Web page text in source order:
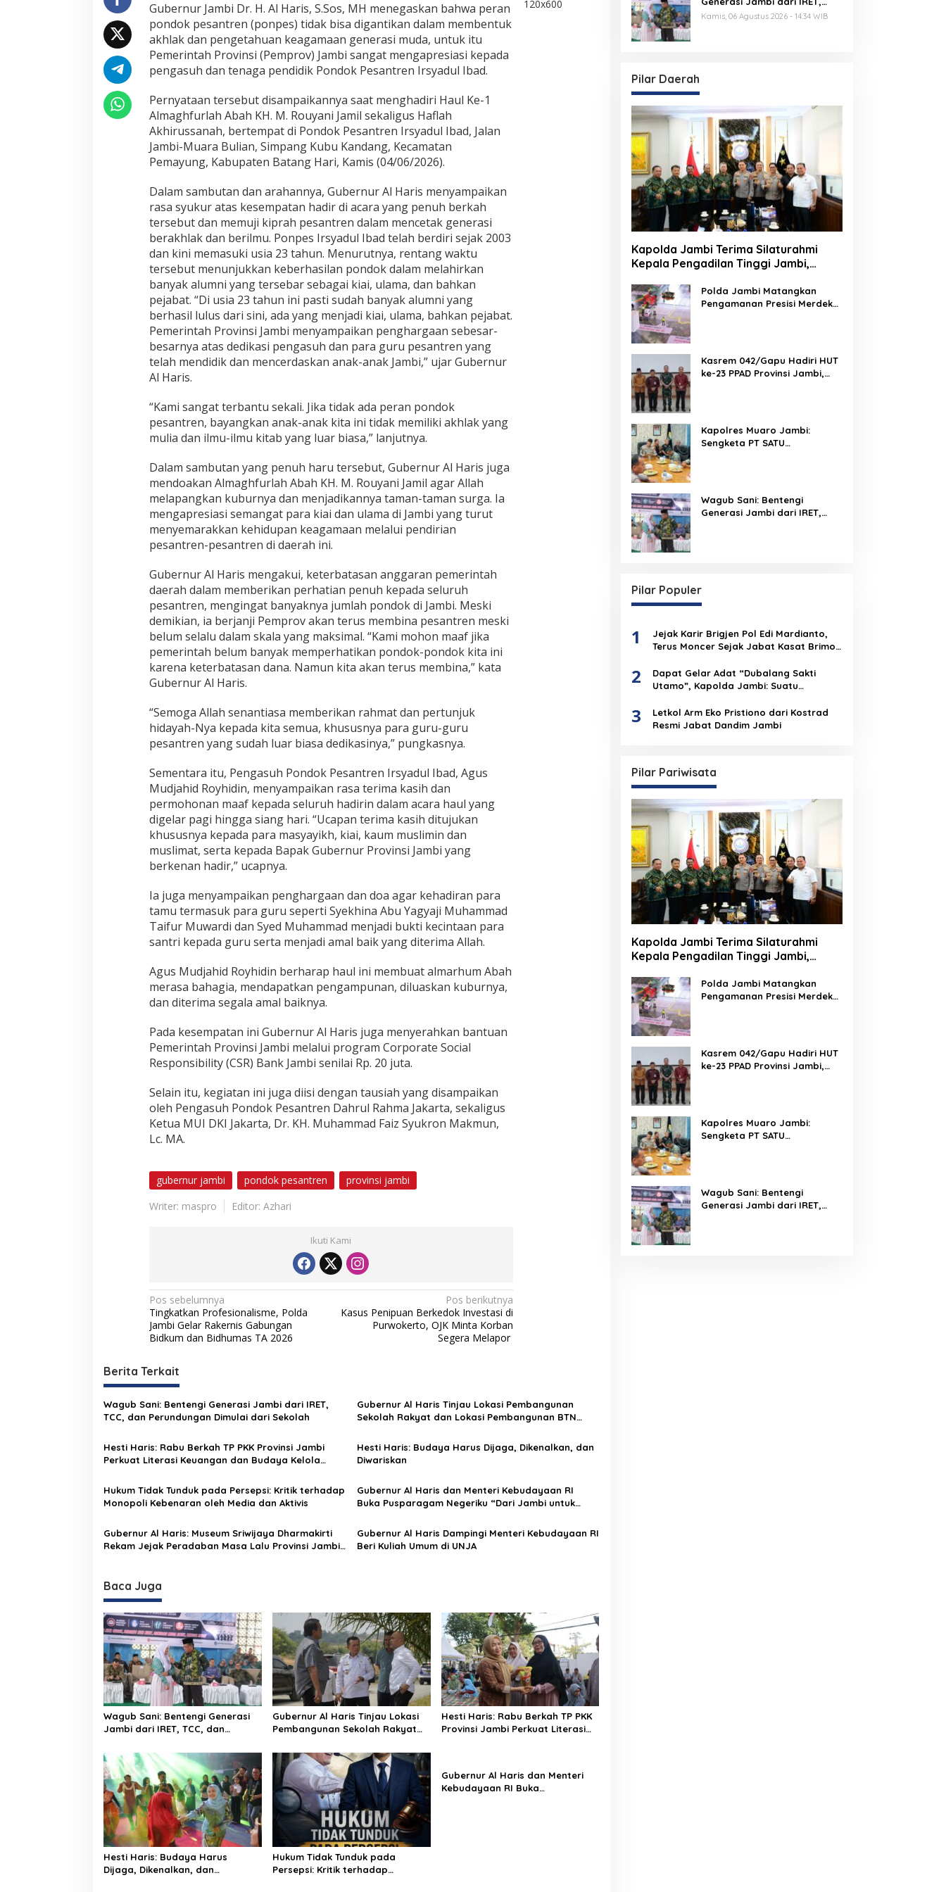
t
i
k
a
n
d
l
a
m
M
e
m
e
n
t
u
k
A
k
l
a
k
d
a
n
P
g
e
t
a
u
a
n
G
e
n
e
a
s
i
M
u
d
Gubernur Jambi Dr. H. Al Haris, S.Sos, MH menegaskan bahwa peran
pondok pesantren (ponpes) tidak bisa digantikan dalam membentuk
akhlak dan pengetahuan keagamaan generasi muda, untuk itu
Pemerintah Provinsi (Pemprov) Jambi sangat mengapresiasi kepada
pengasuh dan tenaga pendidik Pondok Pesantren Irsyadul Ibad.
Pernyataan tersebut disampaikannya saat menghadiri Haul Ke-1
Almaghfurlah Abah KH. M. Rouyani Jamil sekaligus Haflah
Akhirussanah, bertempat di Pondok Pesantren Irsyadul Ibad, Jalan
Jambi-Muara Bulian, Simpang Kubu Kandang, Kecamatan
Pemayung, Kabupaten Batang Hari, Kamis (04/06/2026).
Dalam sambutan dan arahannya, Gubernur Al Haris menyampaikan
rasa syukur atas kesempatan hadir di acara yang penuh berkah
tersebut dan memuji kiprah pesantren dalam mencetak generasi
berakhlak dan berilmu. Ponpes Irsyadul Ibad telah berdiri sejak 2003
dan kini memasuki usia 23 tahun. Menurutnya, rentang waktu
tersebut menunjukkan keberhasilan pondok dalam melahirkan
banyak alumni yang tersebar sebagai kiai, ulama, dan bahkan
pejabat. “Di usia 23 tahun ini pasti sudah banyak alumni yang
berhasil lulus dari sini, ada yang menjadi kiai, ulama, bahkan pejabat.
Pemerintah Provinsi Jambi menyampaikan penghargaan sebesar-
besarnya atas dedikasi pengasuh dan para guru pesantren yang
telah mendidik dan mencerdaskan anak-anak Jambi,” ujar Gubernur
Al Haris.
“Kami sangat terbantu sekali. Jika tidak ada peran pondok
pesantren, bayangkan anak-anak kita ini tidak memiliki akhlak yang
mulia dan ilmu-ilmu kitab yang luar biasa,” lanjutnya.
Dalam sambutan yang penuh haru tersebut, Gubernur Al Haris juga
mendoakan Almaghfurlah Abah KH. M. Rouyani Jamil agar Allah
melapangkan kuburnya dan menjadikannya taman-taman surga. Ia
mengapresiasi semangat para kiai dan ulama di Jambi yang turut
menyemarakkan kehidupan keagamaan melalui pendirian
pesantren-pesantren di daerah ini.
Gubernur Al Haris mengakui, keterbatasan anggaran pemerintah
daerah dalam memberikan perhatian penuh kepada seluruh
pesantren, mengingat banyaknya jumlah pondok di Jambi. Meski
demikian, ia berjanji Pemprov akan terus membina pesantren meski
belum selalu dalam skala yang maksimal. “Kami mohon maaf jika
pemerintah belum banyak memperhatikan pondok-pondok kita ini
karena keterbatasan dana. Namun kita akan terus membina,” kata
Gubernur Al Haris.
“Semoga Allah senantiasa memberikan rahmat dan pertunjuk
hidayah-Nya kepada kita semua, khususnya para guru-guru
pesantren yang sudah luar biasa dedikasinya,” pungkasnya.
Sementara itu, Pengasuh Pondok Pesantren Irsyadul Ibad, Agus
Mudjahid Royhidin, menyampaikan rasa terima kasih dan
permohonan maaf kepada seluruh hadirin dalam acara haul yang
digelar pagi hingga siang hari. “Ucapan terima kasih ditujukan
khususnya kepada para masyayikh, kiai, kaum muslimin dan
muslimat, serta kepada Bapak Gubernur Provinsi Jambi yang
berkenan hadir,” ucapnya.
Ia juga menyampaikan penghargaan dan doa agar kehadiran para
tamu termasuk para guru seperti Syekhina Abu Yagyaji Muhammad
Taifur Muwardi dan Syed Muhammad menjadi bukti kecintaan para
santri kepada guru serta menjadi amal baik yang diterima Allah.
Agus Mudjahid Royhidin berharap haul ini membuat almarhum Abah
merasa bahagia, mendapatkan pengampunan, diluaskan kuburnya,
dan diterima segala amal baiknya.
Pada kesempatan ini Gubernur Al Haris juga menyerahkan bantuan
Pemerintah Provinsi Jambi melalui program Corporate Social
Responsibility (CSR) Bank Jambi senilai Rp. 20 juta.
Selain itu, kegiatan ini juga diisi dengan tausiah yang disampaikan
oleh Pengasuh Pondok Pesantren Dahrul Rahma Jakarta, sekaligus
Ketua MUI DKI Jakarta, Dr. KH. Muhammad Faiz Syukron Makmun,
Lc. MA.
gubernur jambi pondok pesantren
provinsi jambi
Writer: maspro
Editor: Azhari
Ikuti Kami
N
a
v
g
a
s
i
p
o
s
Pos sebelumnya
Tingkatkan Profesionalisme, Polda
Jambi Gelar Rakernis Gabungan
Bidkum dan Bidhumas TA 2026
Pos berikutnya
Kasus Penipuan Berkedok Investasi di
Purwokerto, OJK Minta Korban
Segera Melapor
Berita Terkait
Wagub Sani: Bentengi Generasi Jambi dari IRET,
TCC, dan Perundungan Dimulai dari Sekolah
Gubernur Al Haris Tinjau Lokasi Pembangunan
Sekolah Rakyat dan Lokasi Pembangunan BTN
Hesti Haris: Rabu Berkah TP PKK Provinsi Jambi
Perkuat Literasi Keuangan dan Budaya Kelola
Hesti Haris: Budaya Harus Dijaga, Dikenalkan, dan
Diwariskan
Hukum Tidak Tunduk pada Persepsi: Kritik terhadap
Monopoli Kebenaran oleh Media dan Aktivis
Gubernur Al Haris dan Menteri Kebudayaan RI
Buka Pusparagam Negeriku “Dari Jambi untuk
Dorong Ekonomi Kreatif
Gubernur Al Haris: Museum Sriwijaya Dharmakirti
Rekam Jejak Peradaban Masa Lalu Provinsi Jambi
Gubernur Al Haris Dampingi Menteri Kebudayaan RI
Beri Kuliah Umum di UNJA
Baca Juga
Wagub Sani: Bentengi Generasi
Jambi dari IRET, TCC, dan
Sekolah
Gubernur Al Haris Tinjau Lokasi
Pembangunan Sekolah Rakyat
Bungo Green City
Hesti Haris: Rabu Berkah TP PKK
Provinsi Jambi Perkuat Literasi
Hesti Haris: Budaya Harus
Dijaga, Dikenalkan, dan
Hukum Tidak Tunduk pada
Persepsi: Kritik terhadap
Gubernur Al Haris dan Menteri
Kebudayaan RI Buka
TCC, dan Perundungan
Kamis, 06 Agustus 2026 - 14:34 WIB
Pilar Daerah
Kapolda Jambi Terima Silaturahmi
Kepala Pengadilan Tinggi Jambi,
Penegak HukumPolda Jambi Matangkan
Pengamanan Presisi Merdeka
Kasrem 042/Gapu Hadiri HUT
ke-23 PPAD Provinsi Jambi,
Kapolres Muaro Jambi:
Sengketa PT SATU
Wagub Sani: Bentengi
Generasi Jambi dari IRET,
Pilar Populer
1
Jejak Karir Brigjen Pol Edi Mardianto,
Terus Moncer Sejak Jabat Kasat Brimob
2
Dapat Gelar Adat “Dubalang Sakti
Utamo”, Kapolda Jambi: Suatu
Institusi Polri
3
Letkol Arm Eko Pristiono dari Kostrad
Resmi Jabat Dandim Jambi
Pilar Pariwisata
Kapolda Jambi Terima Silaturahmi
Kepala Pengadilan Tinggi Jambi,
Penegak HukumPolda Jambi Matangkan
Pengamanan Presisi Merdeka
Kasrem 042/Gapu Hadiri HUT
ke-23 PPAD Provinsi Jambi,
Kapolres Muaro Jambi:
Sengketa PT SATU
Wagub Sani: Bentengi
Generasi Jambi dari IRET,